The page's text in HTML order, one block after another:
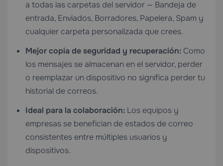
a todas las carpetas del servidor — Bandeja de
entrada, Enviados, Borradores, Papelera, Spam y
cualquier carpeta personalizada que crees.
Mejor copia de seguridad y recuperación: Como
los mensajes se almacenan en el servidor, perder
o reemplazar un dispositivo no significa perder tu
historial de correos.
Ideal para la colaboración: Los equipos y
empresas se benefician de estados de correo
consistentes entre múltiples usuarios y
dispositivos.